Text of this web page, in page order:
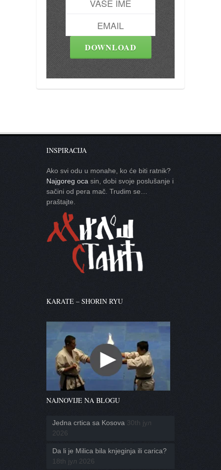
INSPIRACIJA
Ako svi odu u monahe, ko će biti ratnik?
Najgoreg oca sin, dobi svoje poslušanje i
sačini od pera mač. Trudim se…
praštajte.
KARATE – SHORIN RYU
NAJNOVIJE NA BLOGU
Jedna crtica sa Kosova 30th јул
2026
Da li je Milica bila knjeginja ili carica?
18th јул 2026